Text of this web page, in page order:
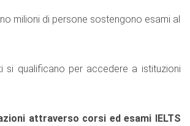
milioni di persone sostengono esami al
si qualificano per accedere a istituzioni
attraverso corsi ed esami IELTS